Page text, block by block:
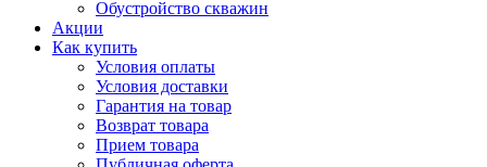
Обустройство скважин
Акции
Как купить
Условия оплаты
Условия доставки
Гарантия на товар
Возврат товара
Прием товара